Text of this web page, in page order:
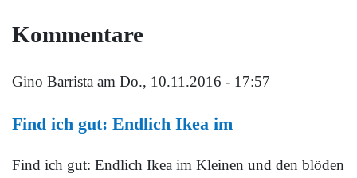
Kommentare
Gino Barrista am Do., 10.11.2016 - 17:57
Find ich gut: Endlich Ikea im
Find ich gut: Endlich Ikea im Kleinen und den blöden